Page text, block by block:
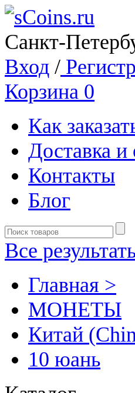
Санкт-
Вход /
Корзина 0
Как
Доставка и
Контакты
Блог
Все
Главная >
MОНЕТЫ
Китай
10 юань